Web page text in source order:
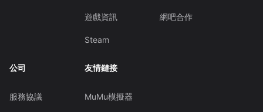
遊戲資訊
Steam
網吧合作
公司
服務協議
友情鏈接
MuMu模擬器